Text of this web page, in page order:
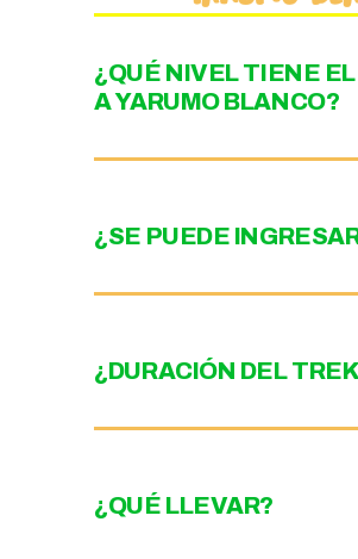
¿QUÉ NIVEL TIENE
A YARUMO BLANCO?
¿SE PUEDE
¿DURACIÓN DEL
¿QUÉ LLEVAR?